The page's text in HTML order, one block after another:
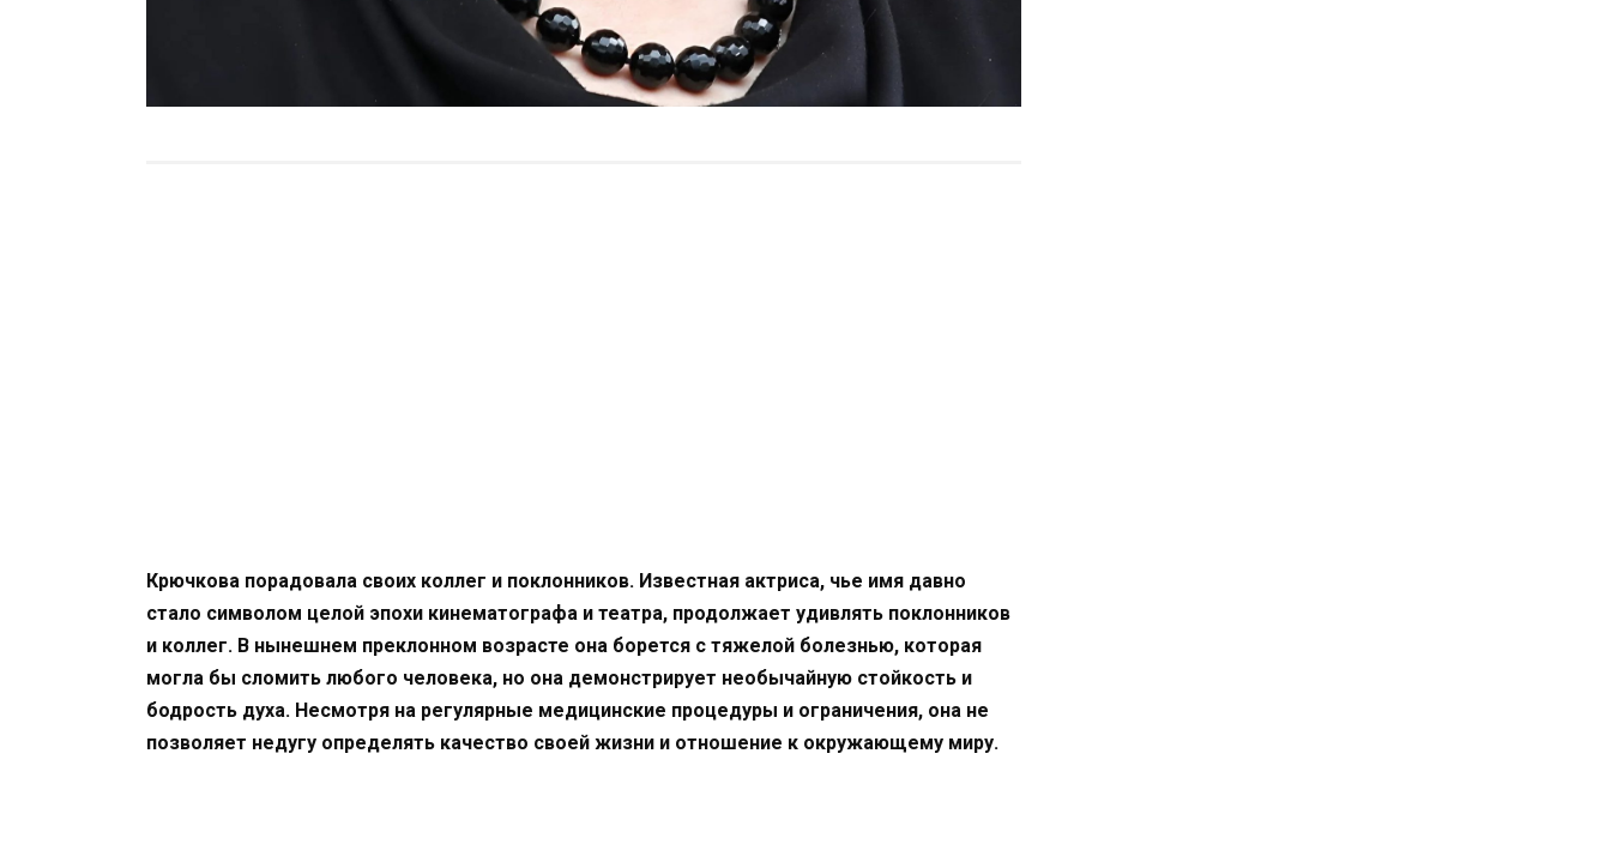
Крючкова порадовала своих коллег и поклонников. Известная актриса, чье имя давно
стало символом целой эпохи кинематографа и театра, продолжает удивлять поклонников
и коллег. В нынешнем преклонном возрасте она борется с тяжелой болезнью, которая
могла бы сломить любого человека, но она демонстрирует необычайную стойкость и
бодрость духа. Несмотря на регулярные медицинские процедуры и ограничения, она не
позволяет недугу определять качество своей жизни и отношение к окружающему миру.